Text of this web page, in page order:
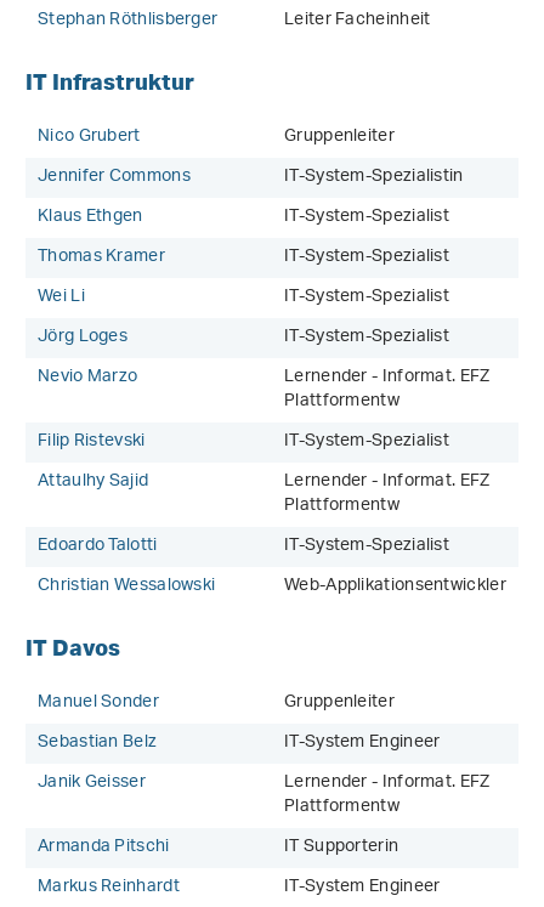
Stephan Röthlisberger Leiter Facheinheit
IT Infrastruktur
Nico Grubert
Gruppenleiter
Jennifer Commons
IT-System-Spezialistin
Klaus Ethgen
IT-System-Spezialist
Thomas Kramer
IT-System-Spezialist
Wei Li
IT-System-Spezialist
Jörg Loges
IT-System-Spezialist
Nevio Marzo
Lernender - Informat. EFZ
Plattformentw
Filip Ristevski
IT-System-Spezialist
Attaulhy Sajid
Lernender - Informat. EFZ
Plattformentw
Edoardo Talotti
IT-System-Spezialist
Christian Wessalowski
Web-Applikationsentwickler
IT Davos
Manuel Sonder
Gruppenleiter
Sebastian Belz
IT-System Engineer
Janik Geisser
Lernender - Informat. EFZ
Plattformentw
Armanda Pitschi
IT Supporterin
Markus Reinhardt
IT-System Engineer